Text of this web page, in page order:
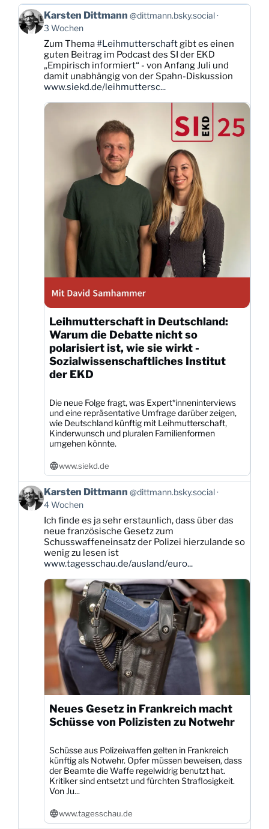
Beitrag
von
Karsten
Dittmann
Bluesky
ansehen
Karsten Dittmann @dittmann.bsky.social
3 Wochen
Zum Thema#Leihmutterschaftgibt es einen
guten Beitrag im Podcast des SI der EKD
„Empirisch informiert“ - von Anfang Juli und
damit unabhängig von der Spahn-Diskussion
www.siekd.de/leihmuttersc...
Leihmutterschaft in Deutschland:
Warum die Debatte nicht so
polarisiert ist, wie sie wirkt -
Sozialwissenschaftliches Institut
der EKD
Die neue Folge fragt, was Expert*inneninterviews
und eine repräsentative Umfrage darüber zeigen,
wie Deutschland künftig mit Leihmutterschaft,
Kinderwunsch und pluralen Familienformen
umgehen könnte.
www.siekd.de
Beitrag
von
Karsten
Dittmann
Bluesky
ansehen
Karsten Dittmann @dittmann.bsky.social
4 Wochen
Ich finde es ja sehr erstaunlich, dass über das
neue französische Gesetz zum
Schusswaffeneinsatz der Polizei hierzulande so
wenig zu lesen ist
www.tagesschau.de/ausland/euro...
Neues Gesetz in Frankreich macht
Schüsse von Polizisten zu Notwehr
Schüsse aus Polizeiwaffen gelten in Frankreich
künftig als Notwehr. Opfer müssen beweisen, dass
der Beamte die Waffe regelwidrig benutzt hat.
Kritiker sind entsetzt und fürchten Straflosigkeit.
Von Ju...
www.tagesschau.de